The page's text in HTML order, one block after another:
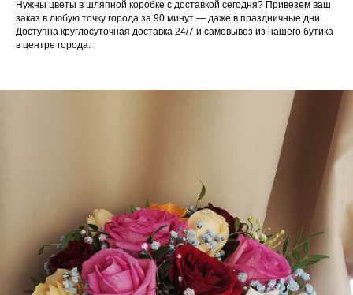
Нужны цветы в шляпной коробке с доставкой сегодня? Привезем ваш
заказ в любую точку города за 90 минут — даже в праздничные дни.
Доступна круглосуточная доставка 24/7 и самовывоз из нашего бутика
в центре города.